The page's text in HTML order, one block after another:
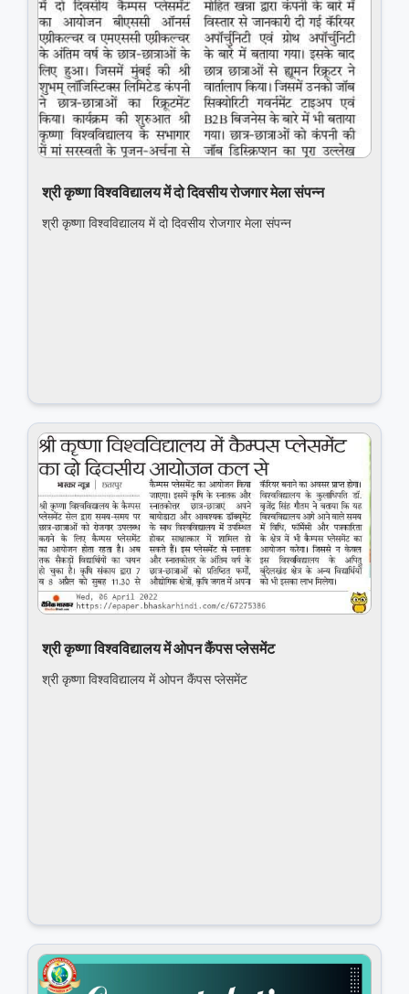
श्री कृष्णा विश्वविद्यालय में दो दिवसीय रोजगार मेला संपन्‍न
श्री कृष्णा विश्वविद्यालय में दो दिवसीय रोजगार मेला संपन्‍न
श्री कृष्‍णा विश्‍वविद्यालय में ओपन कैंपस प्‍लेसमेंट
श्री कृष्‍णा विश्‍वविद्यालय में ओपन कैंपस प्‍लेसमेंट